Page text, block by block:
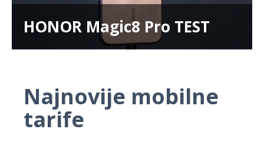
HONOR Magic8 Pro TEST
Najnovije mobilne
tarife